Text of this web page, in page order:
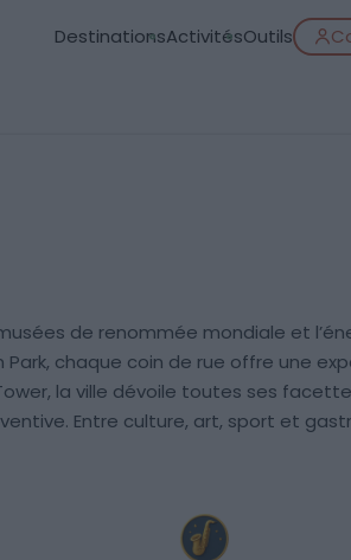
DestinationsActivitésOutils
de renommée mondiale et
chaque coin de rue offre une
la ville dévoile toutes ses
Entre culture, art, sport et